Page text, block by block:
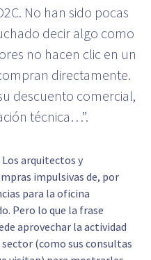
No han sido pocas
decir algo como
no hacen clic en un
directamente.
descuento comercial,
técnica…”.
Los arquitectos y
impulsivas de, por
para la oficina
Pero lo que la frase
aprovechar la actividad
(como sus consultas